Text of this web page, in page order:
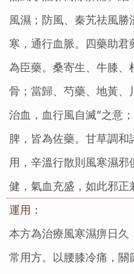
風濕；防風、秦艽祛風
寒，通行血脈。四藥助
為臣藥。桑寄生、牛膝
骨；當歸、芍藥、地黃、
治血，血行風自滅”之意
脾，皆為佐藥。甘草調
用，辛溫行散則風寒濕
健，氣血充盛，如此邪正
運用：
本方為治療風寒濕痹日久
常用方。以腰膝冷痛，